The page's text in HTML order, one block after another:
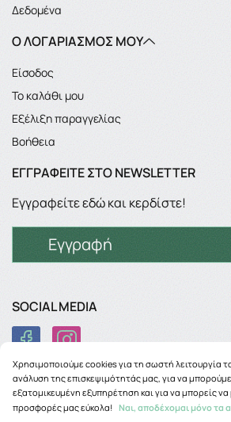
Δεδομένα
Ο ΛΟΓΑΡΙΑΣΜΌΣ ΜΟΥ
Είσοδος
Το καλάθι μου
Εξέλιξη παραγγελίας
Βοήθεια
ΕΓΓΡΑΦΕΊΤΕ ΣΤΟ NEWSLETTER
Εγγραφείτε εδώ και κερδίστε!
Εγγραφή
SOCIAL MEDIA
Copyright © 2026
Χρησιμοποιούμε cookies για τη σωστή λειτουργία
ανάλυση της επισκεψιμότητάς μας, για να
εξατομικευμένη εξυπηρέτηση και για να μπορείς να
προσφορές μας εύκολα! Ναι, αποδέχομαι μόνο τα